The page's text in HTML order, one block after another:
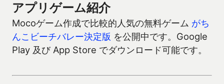
アプリゲーム紹介
Mocoゲーム作成で比較的人気の無料ゲーム がち
んこビーチバレー決定版 を公開中です。Google
Play 及び App Store でダウンロード可能です。